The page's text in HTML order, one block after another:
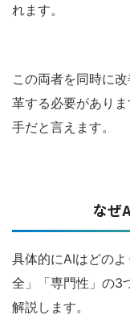
れます。
この両者を同時に
革する必要があり
手だと言えます。
なぜ
具体的にAIはどの
全」「専門性」の3
解説します。